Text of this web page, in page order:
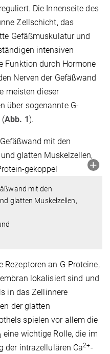
Die Innenseite des
Zellschicht, das
Gefäßmuskulatur und
intensiven
Funktion durch Hormone
Nerven der Gefäßwand
meisten dieser
über sogenannte G-
(Abb. 1).
mit den
glatten Muskelzellen,
an G-Proteine,
lokalisiert sind und
in das Zellinnere
der glatten
spielen vor allem die
eine wichtige Rolle, die im
der intrazellulären Ca2+-